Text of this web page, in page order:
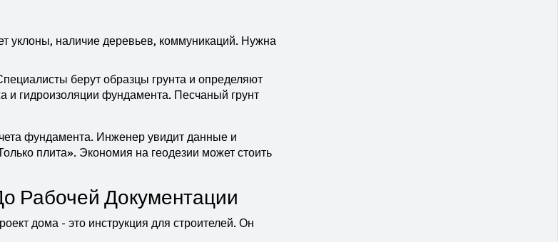
уклоны, наличие деревьев, коммуникаций. Нужна
берут образцы грунта и определяют
и гидроизоляции фундамента. Песчаный грунт
фундамента. Инженер увидит данные и
плита». Экономия на геодезии может стоить
Рабочей Документации
дома - это инструкция для строителей. Он